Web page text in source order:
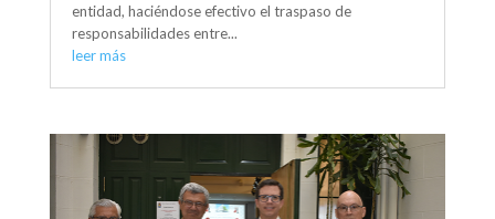
entidad, haciéndose efectivo el traspaso de
responsabilidades entre...
leer más